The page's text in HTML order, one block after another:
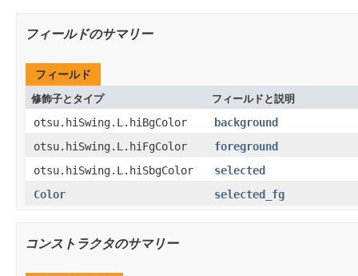
フィールドのサマリー
フィールド
修飾子とタイプ フィールドと説明
otsu.hiSwing.L.hiBgColor
background
otsu.hiSwing.L.hiFgColor
foreground
otsu.hiSwing.L.hiSbgColor
selected
Color
selected_fg
コンストラクタのサマリー